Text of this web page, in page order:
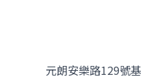
元朗安樂路129號